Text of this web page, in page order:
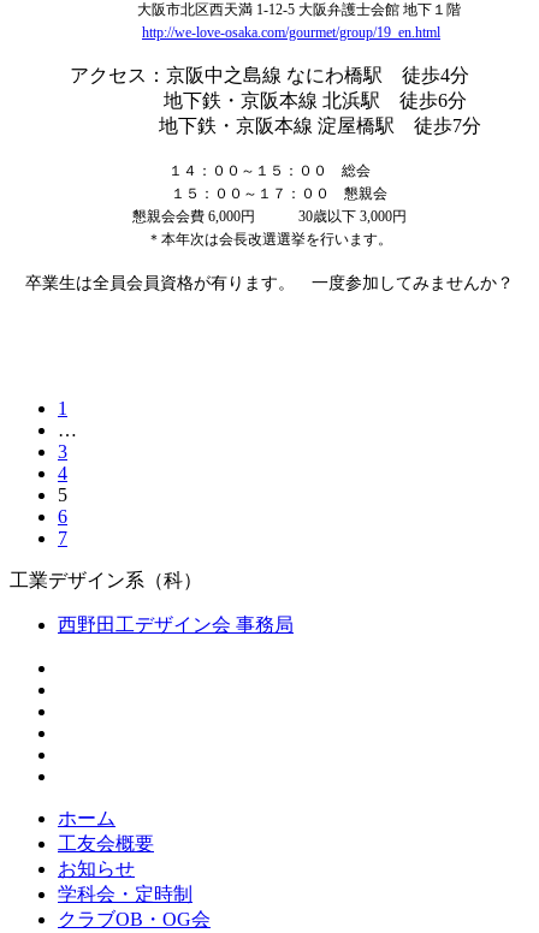
大阪市北区西天満 1-12-5 大阪弁護士会館 地下１階
http://we-love-osaka.com/gourmet/group/19_en.html
アクセス：京阪中之島線 なにわ橋駅 徒歩4分
地下鉄・京阪本線 北浜駅 徒歩6分
地下鉄・京阪本線 淀屋橋駅 徒歩7分
１４：００～１５：００ 総会
１５：００～１７：００ 懇親会
懇親会会費 6,000円 30歳以下 3,000円
＊本年次は会長改選選挙を行います。
卒業生は全員会員資格が有ります。 一度参加してみませんか？
1
…
3
4
5
6
7
工業デザイン系（科）
西野田工デザイン会 事務局
ホーム
工友会概要
お知らせ
学科会・定時制
クラブOB・OG会